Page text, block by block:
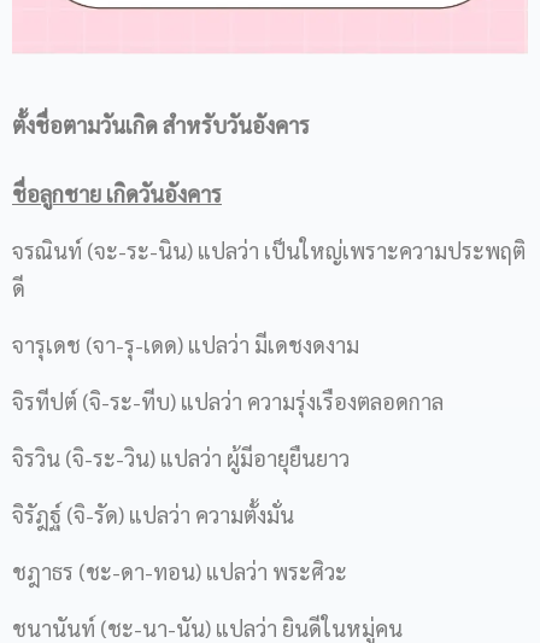
ตั้งชื่อตามวันเกิดสำหรับวันอังคาร
ชื่อลูกชาย เกิดวันอังคาร
จรณินท์ (จะ-ระ-นิน) แปลว่า เป็นใหญ่เพราะความประพฤติ
ดี
จารุเดช (จา-รุ-เดด) แปลว่า มีเดชงดงาม
จิรทีปต์ (จิ-ระ-ทีบ) แปลว่า ความรุ่งเรืองตลอดกาล
จิรวิน (จิ-ระ-วิน) แปลว่า ผู้มีอายุยืนยาว
จิรัฎฐ์ (จิ-รัด) แปลว่า ความตั้งมั่น
ชฎาธร (ชะ-ดา-ทอน) แปลว่า พระศิวะ
ชนานันท์ (ชะ-นา-นัน) แปลว่า ยินดีในหมู่คน